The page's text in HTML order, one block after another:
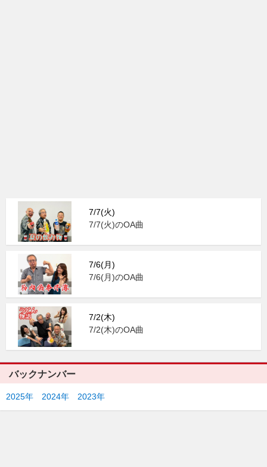
7/7(火)
7/7(火)のOA曲
7/6(月)
7/6(月)のOA曲
7/2(木)
7/2(木)のOA曲
バックナンバー
2025年 2024年 2023年